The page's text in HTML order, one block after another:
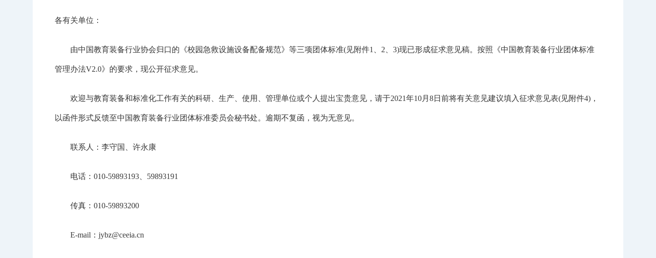
各有关单位：
由中国教育装备行业协会归口的《校园急救设施设备配备规范》等三项团体标准(见附件1、2、3)现已形成征求意见稿。按照《中国教育装备行业团体标准
管理办法V2.0》的要求，现公开征求意见。
欢迎与教育装备和标准化工作有关的科研、生产、使用、管理单位或个人提出宝贵意见，请于2021年10月8日前将有关意见建议填入征求意见表(见附件4)，
以函件形式反馈至中国教育装备行业团体标准委员会秘书处。逾期不复函，视为无意见。
联系人：李守国、许永康
电话：010-59893193、59893191
传真：010-59893200
E-mail：jybz@ceeia.cn